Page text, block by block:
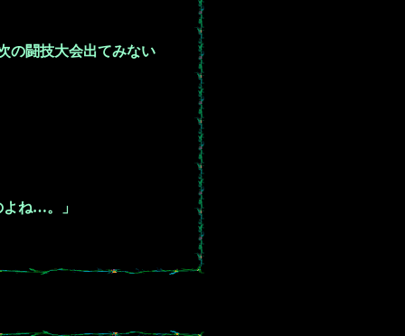
の闘技大会出てみない
ね…。」